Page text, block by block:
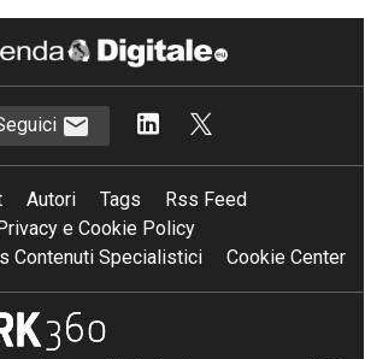
Autori Tags
Rss Feed
e Cookie Policy
Contenuti Specialistici
Cookie Center